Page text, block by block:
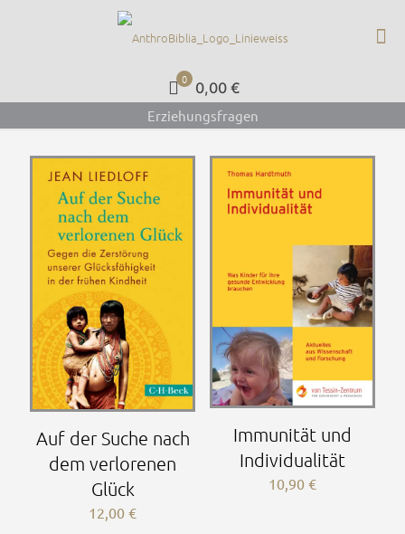
0 0,00 €
Erziehungsfragen
Auf der Suche nach
dem verlorenen
Glück
12,00€
Immunität und
Individualität
10,90 €